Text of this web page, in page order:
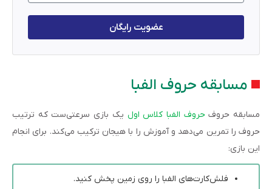
عضویت رایگان
مسابقه حروف الفبا
مسابقه حروفحروف الفبا کلاس اول یک بازی سرعتی‌ست که ترتیب
حروف را تمرین می‌دهد و آموزش را با هیجان ترکیب می‌کند. برای انجام
این بازی:
فلش‌کارت‌های الفبا را روی زمین پخش کنید.